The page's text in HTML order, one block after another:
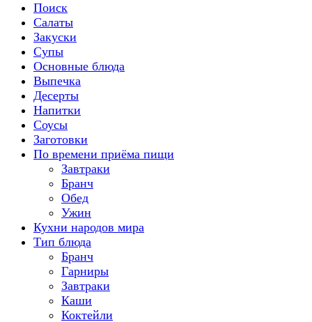
Поиск
Салаты
Закуски
Супы
Основные блюда
Выпечка
Десерты
Напитки
Соусы
Заготовки
По времени приёма пищи
Завтраки
Бранч
Обед
Ужин
Кухни народов мира
Тип блюда
Бранч
Гарниры
Завтраки
Каши
Коктейли